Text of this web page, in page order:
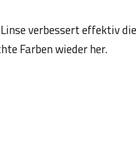
verbessert effektiv die
Farben wieder her.